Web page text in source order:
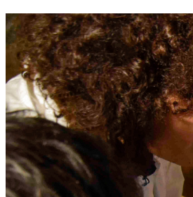
Cosa puoi fare tu